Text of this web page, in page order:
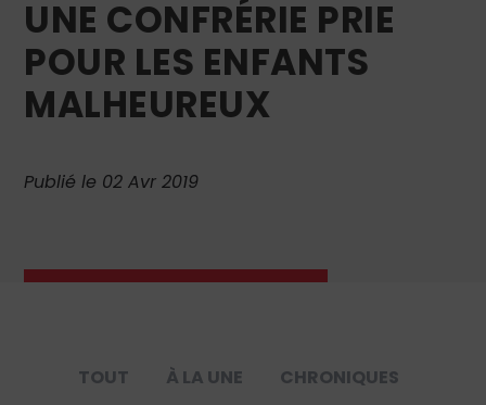
UNE CONFRÉRIE PRIE
POUR LES ENFANTS
MALHEUREUX
Publié le 02 Avr 2019
TOUT À LA UNE
CHRONIQUES